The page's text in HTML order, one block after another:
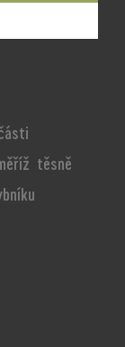
těsně